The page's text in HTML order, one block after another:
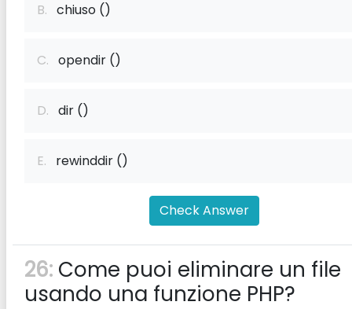
B. chiuso ()
C. opendir ()
D. dir ()
E. rewinddir ()
Check Answer
26: Come puoi eliminare un file
usando una funzione PHP?